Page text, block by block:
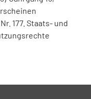
177. Staats- und